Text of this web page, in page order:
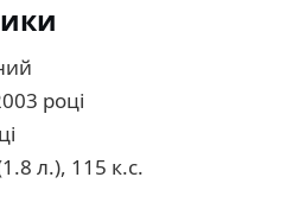
році
л.), 115 к.с.